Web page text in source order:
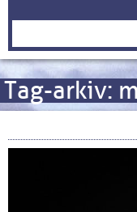
Søg
Tag-arkiv: